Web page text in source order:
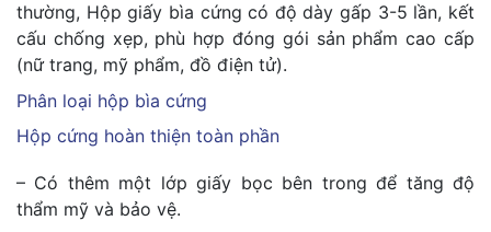
thường, Hộp giấy bìa cứng có độ dày gấp 3-5 lần, kết
cấu chống xẹp, phù hợp đóng gói sản phẩm cao cấp
(nữ trang, mỹ phẩm, đồ điện tử).
Phân loại hộp bìa cứng
Hộp cứng hoàn thiện toàn phần
– Có thêm một lớp giấy bọc bên trong để tăng độ
thẩm mỹ và bảo vệ.